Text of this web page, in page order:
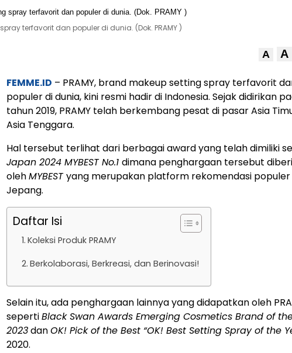
terfavorit dan populer di dunia. (Dok. PRAMY )
A A
FEMME.ID – PRAMY, brand makeup setting spray terfavorit
populer di dunia, kini resmi hadir di Indonesia. Sejak didirikan
tahun 2019, PRAMY telah berkembang pesat di pasar Asia
Asia Tenggara.
Hal tersebut terlihat dari berbagai award yang telah dimiliki
Japan 2024 MYBEST No.1 dimana penghargaan tersebut
olehMYBESTyang merupakan platform rekomendasi populer
Jepang.
Daftar Isi
Koleksi Produk PRAMY
Berkolaborasi, Berkreasi, dan Berinovasi!
Selain itu, ada penghargaan lainnya yang didapatkan oleh
sepertiBlack Swan Awards Emerging Cosmetics Brand of
2023danOK! Pick of the Best “OK! Best Setting Spray of the
2020.